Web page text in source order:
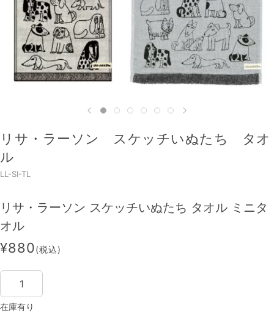
リサ・ラーソン スケッチいぬたち タオ
ル
LL-SI-TL
リサ・ラーソン スケッチいぬたち タオル ミニタ
オル
¥880(税込)
在庫有り